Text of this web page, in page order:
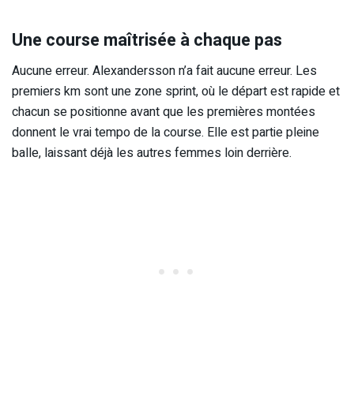
Une course maîtrisée à chaque pas
Aucune erreur. Alexandersson n’a fait aucune erreur. Les
premiers km sont une zone sprint, où le départ est rapide et
chacun se positionne avant que les premières montées
donnent le vrai tempo de la course. Elle est partie pleine
balle, laissant déjà les autres femmes loin derrière.